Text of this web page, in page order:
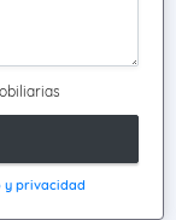
y privacidad